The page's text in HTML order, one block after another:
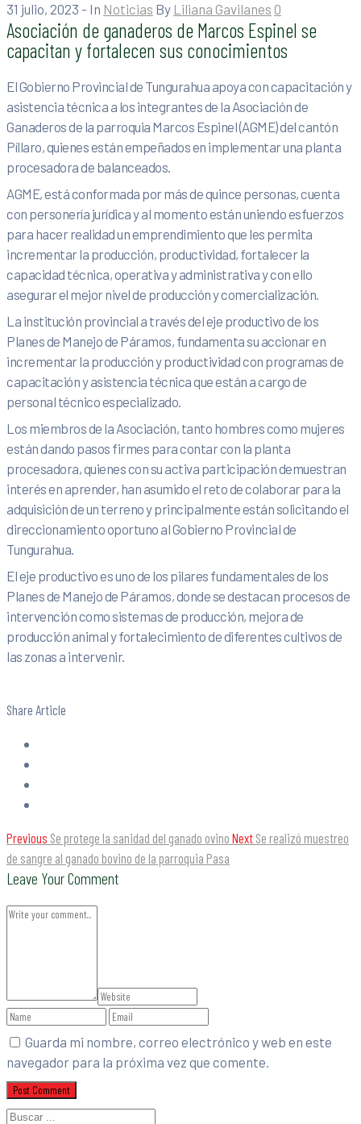
31 julio, 2023 - In Noticias By Liliana Gavilanes 0
Asociación de ganaderos de Marcos Espinel se
capacitan y fortalecen sus conocimientos
El Gobierno Provincial de Tungurahua apoya con capacitación y
asistencia técnica a los integrantes de la Asociación de
Ganaderos de la parroquia Marcos Espinel (AGME) del cantón
Píllaro, quienes están empeñados en implementar una planta
procesadora de balanceados.
AGME, está conformada por más de quince personas, cuenta
con personería jurídica y al momento están uniendo esfuerzos
para hacer realidad un emprendimiento que les permita
incrementar la producción, productividad, fortalecer la
capacidad técnica, operativa y administrativa y con ello
asegurar el mejor nivel de producción y comercialización.
La institución provincial a través del eje productivo de los
Planes de Manejo de Páramos, fundamenta su accionar en
incrementar la producción y productividad con programas de
capacitación y asistencia técnica que están a cargo de
personal técnico especializado.
Los miembros de la Asociación, tanto hombres como mujeres
están dando pasos firmes para contar con la planta
procesadora, quienes con su activa participación demuestran
interés en aprender, han asumido el reto de colaborar para la
adquisición de un terreno y principalmente están solicitando el
direccionamiento oportuno al Gobierno Provincial de
Tungurahua.
El eje productivo es uno de los pilares fundamentales de los
Planes de Manejo de Páramos, donde se destacan procesos de
intervención como sistemas de producción, mejora de
producción animal y fortalecimiento de diferentes cultivos de
las zonas a intervenir.
Share Article
Previous Se protege la sanidad del ganado ovino Next Se realizó muestreo
de sangre al ganado bovino de la parroquia Pasa
Leave Your Comment
Guarda mi nombre, correo electrónico y web en este
navegador para la próxima vez que comente.